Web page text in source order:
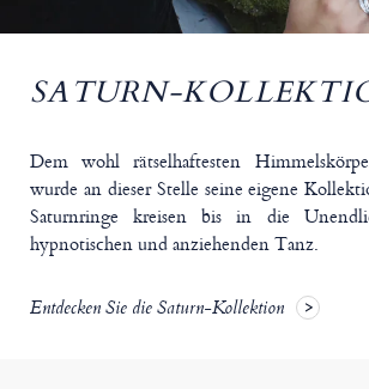
SATURN-
Dem wohl rätselhaftesten
wurde an dieser Stelle seine eigene
Saturnringe kreisen bis in die
hypnotischen und anziehenden Tanz.
Entdecken Sie die Saturn-Kollektion